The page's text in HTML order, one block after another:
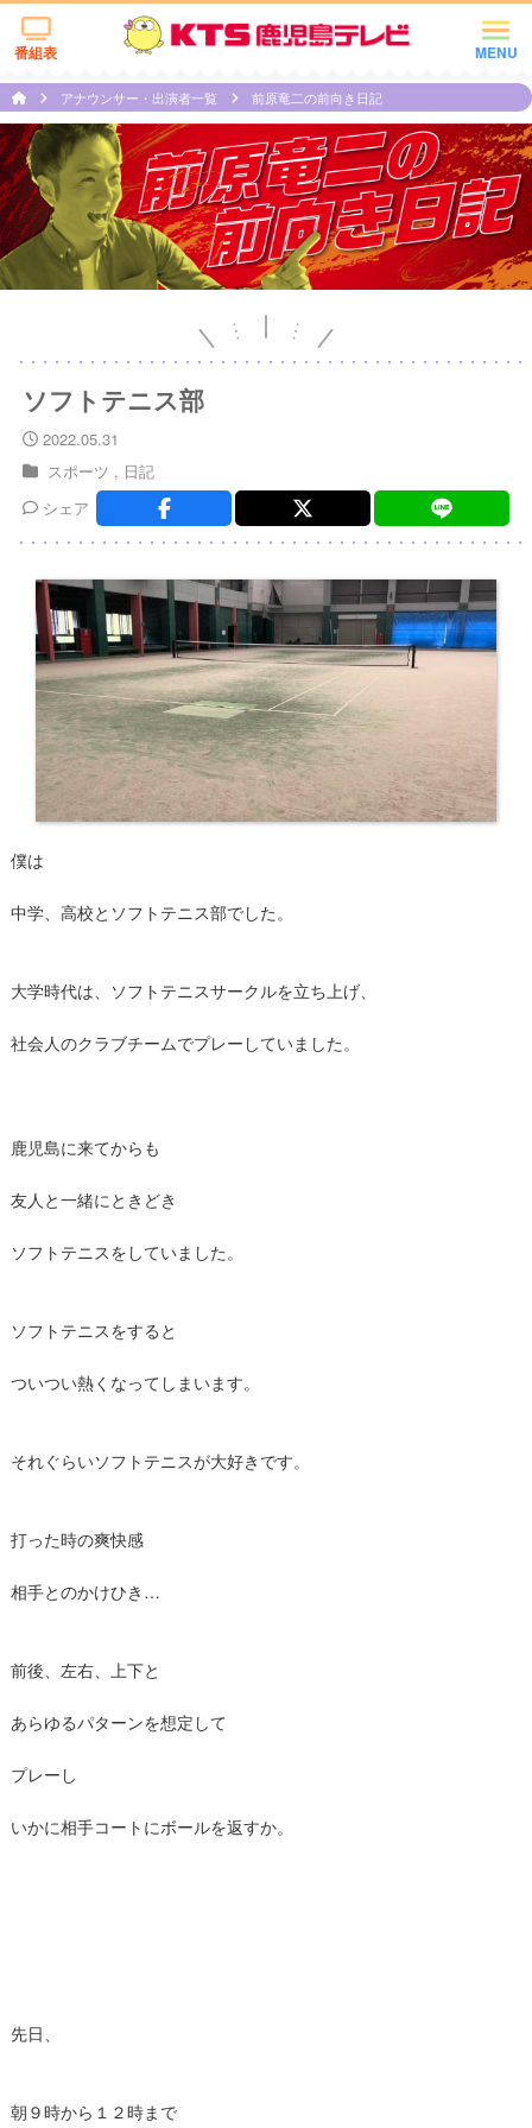
MENU
番組表
アナウンサー・出演者一覧 前原竜二の前向き日記
ソフトテニス部
2022.05.31
スポーツ
日記
シェア
僕は
中学、高校とソフトテニス部でした。
大学時代は、ソフトテニスサークルを立ち上げ、
社会人のクラブチームでプレーしていました。
鹿児島に来てからも
友人と一緒にときどき
ソフトテニスをしていました。
ソフトテニスをすると
ついつい熱くなってしまいます。
それぐらいソフトテニスが大好きです。
打った時の爽快感
相手とのかけひき…
前後、左右、上下と
あらゆるパターンを想定して
プレーし
いかに相手コートにボールを返すか。
先日、
朝９時から１２時まで